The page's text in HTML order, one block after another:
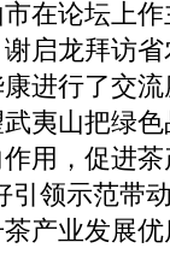
在论坛上
启龙拜访
进行了交
夷山把绿
用，促进
引领示范带
产业发展